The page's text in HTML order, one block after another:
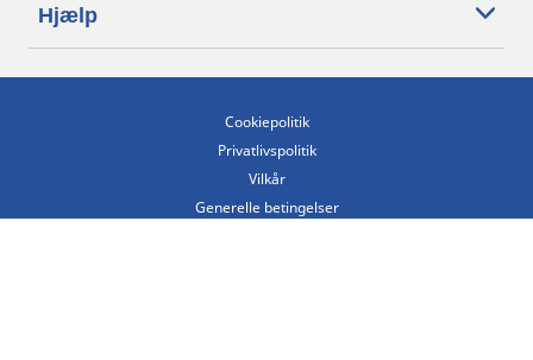
Hjælp
Cookiepolitik
Privatlivspolitik
Vilkår
Generelle betingelser